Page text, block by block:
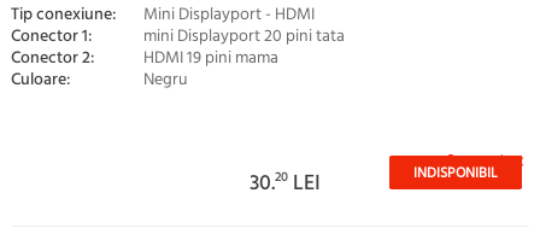
Tip conexiune: Mini Displayport - HDMI
Conector 1: mini Displayport 20 pini tata
Conector 2: HDMI 19 pini mama
Culoare: Negru
Stoc epuizat
30.20 LEI INDISPONIBIL